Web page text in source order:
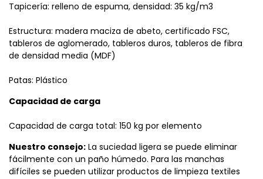
Tapicería: relleno de espuma, densidad: 35 kg/m3
Estructura: madera maciza de abeto, certificado FSC,
tableros de aglomerado, tableros duros, tableros de fibra
de densidad media (MDF)
Patas: Plástico
Capacidad de carga
Capacidad de carga total: 150 kg por elemento
Nuestro consejo: La suciedad ligera se puede eliminar
fácilmente con un paño húmedo. Para las manchas
difíciles se pueden utilizar productos de limpieza textiles